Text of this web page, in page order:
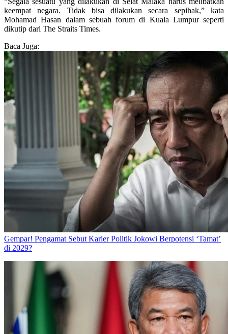
keempat negara. Tidak bisa dilakukan secara sepihak,” kata
Mohamad Hasan dalam sebuah forum di Kuala Lumpur seperti
dikutip dari The Straits Times.
Baca Juga:
Gempar! Pengamat Sebut Karier Politik Jokowi Berpotensi ‘Tamat’
di 2029?